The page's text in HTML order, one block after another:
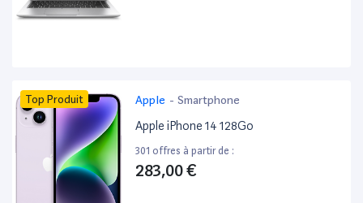
Top Produit Apple - Smartphone
Apple iPhone 14 128Go
301 offres à partir de :
283,00 €